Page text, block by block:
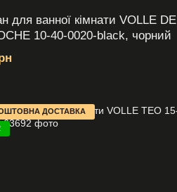
для ванної кімнати VOLLE DE
10-40-0020-black, чорний
ДОСТАВКА